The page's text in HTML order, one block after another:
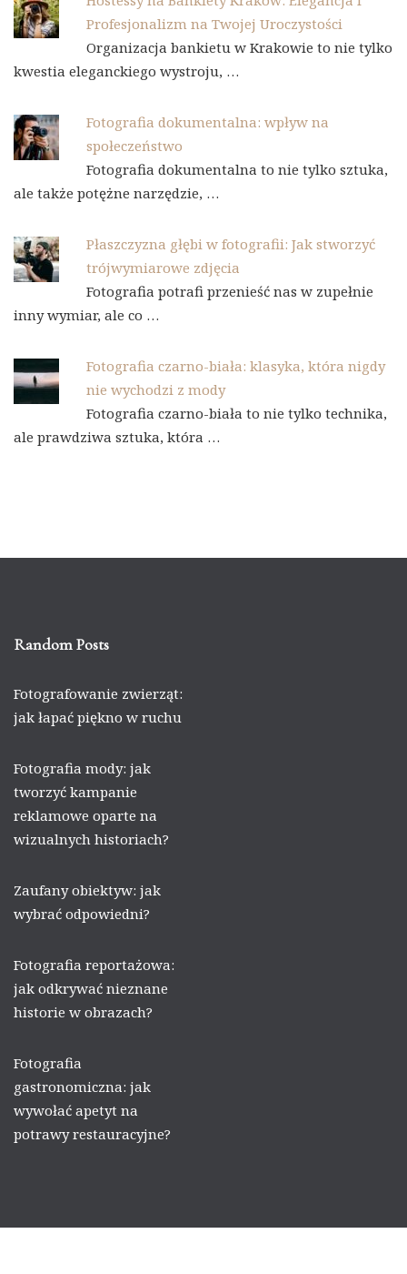
Profesjonalizm na Twojej Uroczystości
Organizacja bankietu w Krakowie to nie tylko
kwestia eleganckiego wystroju, …
Fotografia dokumentalna: wpływ na
społeczeństwo
Fotografia dokumentalna to nie tylko sztuka,
ale także potężne narzędzie, …
Płaszczyzna głębi w fotografii: Jak stworzyć
trójwymiarowe zdjęcia
Fotografia potrafi przenieść nas w zupełnie
inny wymiar, ale co …
Fotografia czarno-biała: klasyka, która nigdy
nie wychodzi z mody
Fotografia czarno-biała to nie tylko technika,
ale prawdziwa sztuka, która …
Random Posts
Fotografowanie zwierząt:
jak łapać piękno w ruchu
Fotografia mody: jak
tworzyć kampanie
reklamowe oparte na
wizualnych historiach?
Zaufany obiektyw: jak
wybrać odpowiedni?
Fotografia reportażowa:
jak odkrywać nieznane
historie w obrazach?
Fotografia
gastronomiczna: jak
wywołać apetyt na
potrawy restauracyjne?